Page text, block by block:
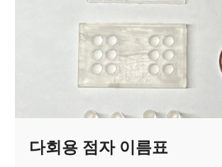
다회용 점자 이름표